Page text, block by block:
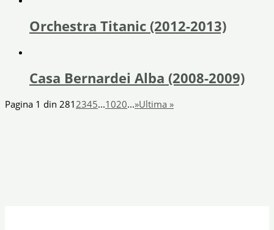
Orchestra Titanic (2012-2013)
Casa Bernardei Alba (2008-2009)
Pagina 1 din 2812345...1020...»Ultima »